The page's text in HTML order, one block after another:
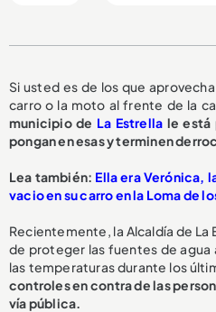
Si usted es de los que
carro o la moto al frente de la
municipio de La Estrella le está
pongan en esas y terminen
Lea también: Ella era Verónica,
vacio en su carro en la Loma de
Recientemente, la Alcaldía de La
de proteger las fuentes de
las temperaturas durante los
controles en contra de las
vía pública.